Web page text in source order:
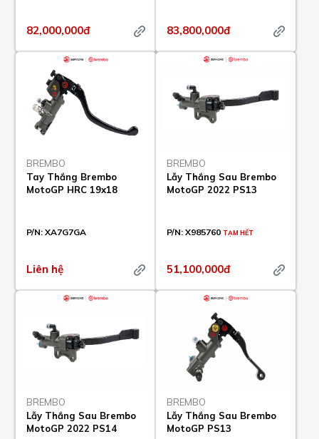
82,000,000đ 83,800,000đ
BREMBO
Tay Thắng Brembo
MotoGP HRC 19x18
P/N: XA7G7GA
Liên hệ
BREMBO
Lẫy Thắng Sau Brembo
MotoGP 2022 PS13
P/N: X985760 TẠM HẾT
51,100,000đ
BREMBO
Lẫy Thắng Sau Brembo
MotoGP 2022 PS14
BREMBO
Lẫy Thắng Sau Brembo
MotoGP PS13